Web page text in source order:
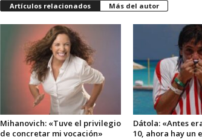
Artículos relacionados Más del autor
Mihanovich: «Tuve el privilegio
de concretar mi vocación»
Dátola: «Antes
10, ahora hay un